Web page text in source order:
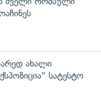
ახალი
სატესტო